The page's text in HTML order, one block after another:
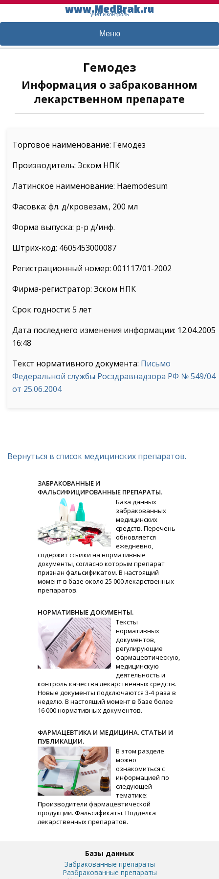
www.MedBrak.ru
учет и контроль
Меню
Гемодез
Информация о забракованном
лекарственном препарате
Торговое наименование: Гемодез
Производитель: Эском НПК
Латинское наименование: Haemodesum
Фасовка: фл. д/кровезам., 200 мл
Форма выпуска: р-р д/инф.
Штрих-код: 4605453000087
Регистрационный номер: 001117/01-2002
Фирма-регистратор: Эском НПК
Срок годности: 5 лет
Дата последнего изменения информации: 12.04.2005
16:48
Текст нормативного документа: Письмо
Федеральной службы Росздравнадзора РФ № 549/04
от 25.06.2004
Вернуться в список медицинских препаратов.
ЗАБРАКОВАННЫЕ И
ФАЛЬСИФИЦИРОВАННЫЕ ПРЕПАРАТЫ.
База данных
забракованных
медицинских
средств. Перечень
обновляется
ежедневно,
содержит ссылки на нормативные
документы, согласно которым препарат
признан фальсификатом. В настоящий
момент в базе около 25 000 лекарственных
препаратов.
НОРМАТИВНЫЕ ДОКУМЕНТЫ.
Тексты
нормативных
документов,
регулирующие
фармацевтическую,
медицинскую
деятельность и
контроль качества лекарственных средств.
Новые документы подключаются 3-4 раза в
неделю. В настоящий момент в базе более
16 000 нормативных документов.
ФАРМАЦЕВТИКА И МЕДИЦИНА. СТАТЬИ И
ПУБЛИКАЦИИ.
В этом разделе
можно
ознакомиться с
информацией по
следующей
тематике:
Производители фармацевтической
продукции. Фальсификаты. Подделка
лекарственных препаратов.
Базы данных
Забракованные препараты
Разбракованные препараты